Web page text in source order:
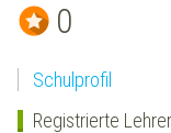
0
Schulprofil
Registrierte Lehrer